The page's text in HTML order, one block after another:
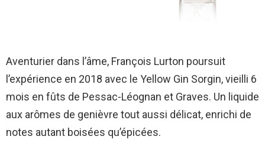
Aventurier dans l’âme, François Lurton poursuit
l’expérience en 2018 avec le Yellow Gin Sorgin, vieilli 6
mois en fûts de Pessac-Léognan et Graves. Un liquide
aux arômes de genièvre tout aussi délicat, enrichi de
notes autant boisées qu’épicées.